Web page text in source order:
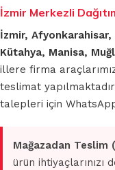
İzmir Merkezli
İzmir, Afyonkarahisar,
Kütahya, Manisa,
illere firma
teslimat
talepleri için
Mağazadan Teslim
ürün ihtiyaçlarınızı